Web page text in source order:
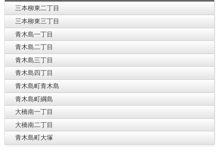
三本柳東二丁目
三本柳東三丁目
青木島一丁目
青木島二丁目
青木島三丁目
青木島四丁目
青木島町青木島
青木島町綱島
大橋南一丁目
大橋南二丁目
青木島町大塚